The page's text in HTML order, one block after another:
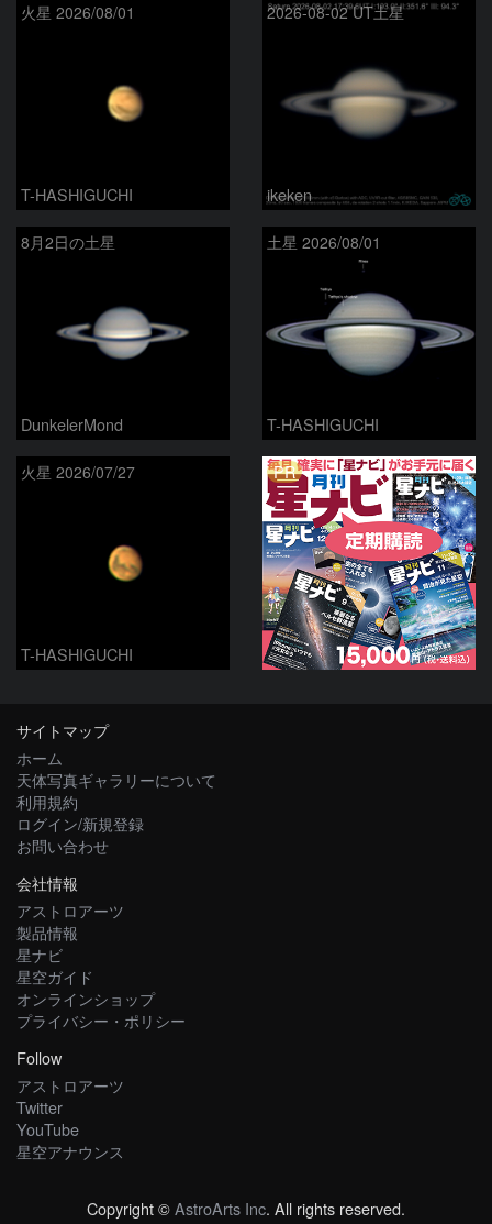
火星 2026/08/01
T-HASHIGUCHI
2026-08-02 UT土星
ikeken
8月2日の土星
DunkelerMond
土星 2026/08/01
T-HASHIGUCHI
火星 2026/07/27
T-HASHIGUCHI
PR
サイトマップ
ホーム
天体写真ギャラリーについて
利用規約
ログイン/新規登録
お問い合わせ
会社情報
アストロアーツ
製品情報
星ナビ
星空ガイド
オンラインショップ
プライバシー・ポリシー
Follow
アストロアーツ
Twitter
YouTube
星空アナウンス
Copyright ©AstroArts Inc. All rights reserved.